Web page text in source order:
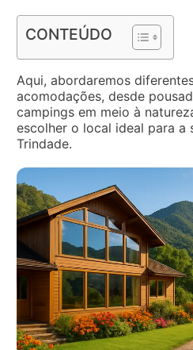
CONTEÚDO
Aqui, abordaremos
acomodações, desde
campings em meio à
escolher o local ideal para a
Trindade.